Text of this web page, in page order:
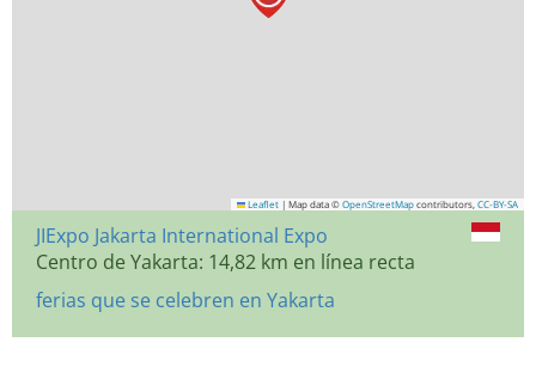
Leaflet | Map data © OpenStreetMap contributors, CC-BY-SA
JIExpo Jakarta International Expo
Centro de Yakarta: 14,82 km en línea recta
ferias que se celebren en Yakarta